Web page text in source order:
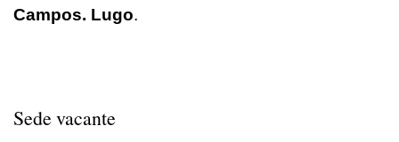
Campos. Lugo.
Sede vacante